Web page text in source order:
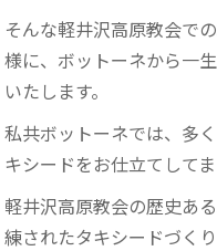
そんな軽井沢高原教会で
様に、ボットーネから一
いたします。
私共ボットーネでは、多
キシードをお仕立てしてま
軽井沢高原教会の歴史あ
練されたタキシードづく